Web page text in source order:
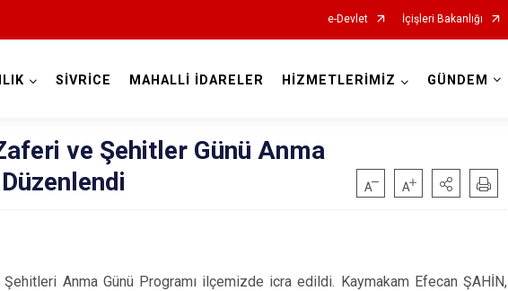
e-Devlet İçişleri Bakanlığı
SİVRİCE MAHALLİ İDARELER HİZMETLERİMİZ GÜNDEM
ve Şehitler Günü Anma
Anma Günü Programı ilçemizde icra edildi. Kaymakam Efecan ŞAHİN,